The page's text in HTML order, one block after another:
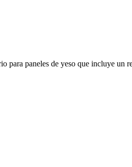
para paneles de yeso que incluye